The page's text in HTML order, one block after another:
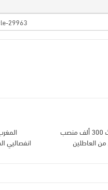
عبد السلام الصديقي ..يتعين إحداث 300 ألف منصب
العاطلين انفصاليي